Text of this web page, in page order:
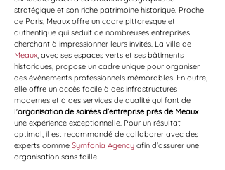
stratégique et son riche patrimoine historique. Proche
de Paris, Meaux offre un cadre pittoresque et
authentique qui séduit de nombreuses entreprises
cherchant à impressionner leurs invités. La ville de
Meaux, avec ses espaces verts et ses bâtiments
historiques, propose un cadre unique pour organiser
des événements professionnels mémorables. En outre,
elle offre un accès facile à des infrastructures
modernes et à des services de qualité qui font de
l'organisation de soirées d’entreprise près de Meaux
une expérience exceptionnelle. Pour un résultat
optimal, il est recommandé de collaborer avec des
experts comme Symfonia Agency afin d'assurer une
organisation sans faille.